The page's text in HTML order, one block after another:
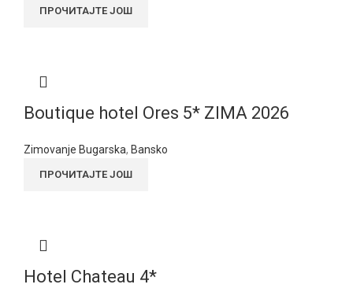
ПРОЧИТАЈТЕ ЈОШ
Boutique hotel Ores 5* ZIMA 2026
Zimovanje Bugarska, Bansko
ПРОЧИТАЈТЕ ЈОШ
Hotel Chateau 4*